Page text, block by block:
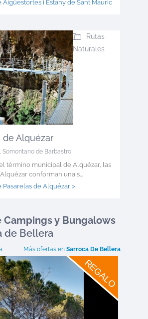
Aigüestortes i Estany de Sant Mauric >
de Alquézar
, Somontano de Barbastro
término municipal de Alquézar, las
conforman una s...
Rutas
Naturales
Pasarelas de Alquézar >
Campings y Bungalows
de Bellera
Más ofertas en Sarroca De Bellera
REGALO